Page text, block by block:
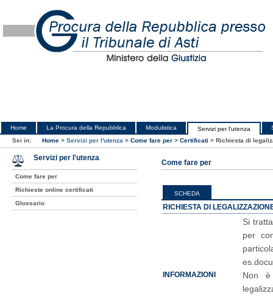
Home La Procura della Repubblica Modulistica Servizi per l'utenza
Sei in:
Home > Servizi per l'utenza > Come fare per > Certificati > Richiesta di
Come fare per
SCHEDA
RICHIESTA DI
INFORMAZIONI
Si
per
Non è
Servizi per l'utenza
Come fare per
Richieste online certificati
Glossario